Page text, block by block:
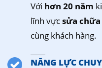
Với hơn 20 năm
lĩnh vựcsửa
cùng khách hàng.
NĂNG LỰC